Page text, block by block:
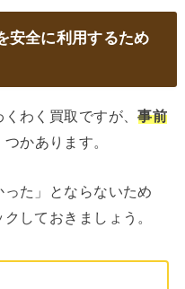
安全に利用するため
くわく買取ですが、事前
つかあります。
た」とならないため
しておきましょう。